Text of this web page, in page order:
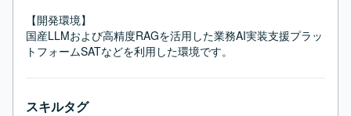
【開発環境】
国産LLMおよび高精度RAGを活用した業務AI実装支援プラッ
トフォームSATなどを利用した環境です。
スキルタグ